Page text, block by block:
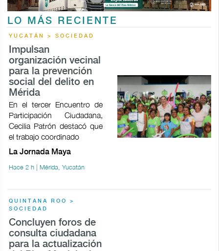
LO MÁS RECIENTE
YUCATÁN > SOCIEDAD
Impulsan
organización vecinal
para la prevención
social del delito en
Mérida
En el tercer Encuentro de
Participación Ciudadana,
Cecilia Patrón destacó que
el trabajo coordinado
La Jornada Maya
Hace 2 h | Mérida, Yucatán
QUINTANA ROO >
SOCIEDAD
Concluyen foros de
consulta ciudadana
para la actualización